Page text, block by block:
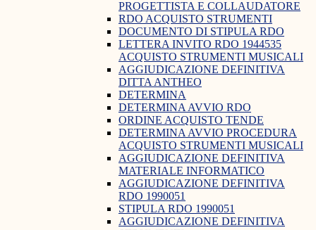
PROGETTISTA E COLLAUDATORE
RDO ACQUISTO STRUMENTI
DOCUMENTO DI STIPULA RDO
LETTERA INVITO RDO 1944535
ACQUISTO STRUMENTI MUSICALI
AGGIUDICAZIONE DEFINITIVA
DITTA ANTHEO
DETERMINA
DETERMINA AVVIO RDO
ORDINE ACQUISTO TENDE
DETERMINA AVVIO PROCEDURA
ACQUISTO STRUMENTI MUSICALI
AGGIUDICAZIONE DEFINITIVA
MATERIALE INFORMATICO
AGGIUDICAZIONE DEFINITIVA
RDO 1990051
STIPULA RDO 1990051
AGGIUDICAZIONE DEFINITIVA